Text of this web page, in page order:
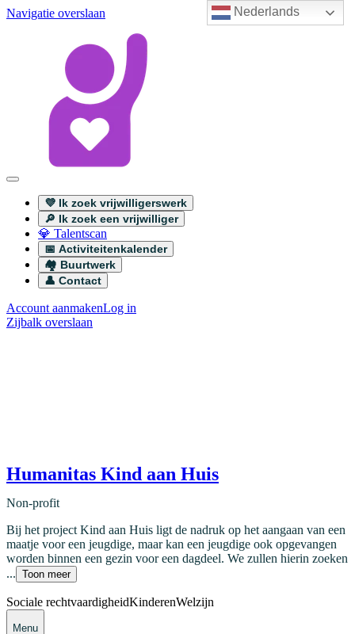
Nederlands
Navigatie overslaan
💜 Ik zoek vrijwilligerswerk
🔎 Ik zoek een vrijwilliger
💎 Talentscan
📅 Activiteitenkalender
🏘️ Buurtwerk
👤 Contact
Account aanmakenLog in
Zijbalk overslaan
Humanitas Kind aan Huis
Non-profit
Bij het project Kind aan Huis ligt de nadruk op het aangaan van een
maatje voor een jeugdige, maar kan een jeugdige ook opgevangen
worden binnen een gezin voor een dagdeel. We zullen hierin zoeken
... Toon meer
Sociale rechtvaardigheidKinderenWelzijn
Menu